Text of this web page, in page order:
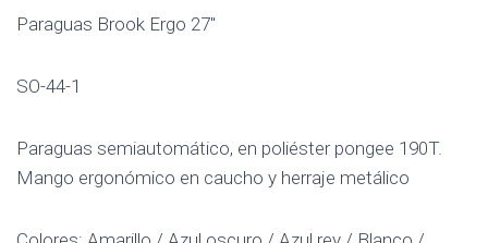
Paraguas Brook Ergo 27″
SO-44-1
Paraguas semiautomático, en poliéster pongee 190T.
Mango ergonómico en caucho y herraje metálico